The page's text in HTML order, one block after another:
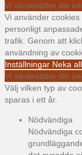
Vi värdesätter din
Vi använder
personligt
trafik. Genom att
användning av
Inställningar Neka
Vi värdesätter din
Välj vilken typ av
sparas i ett år.
Nödvändiga
Nödvändiga